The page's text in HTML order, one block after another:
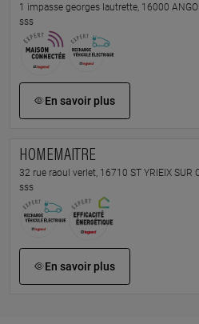
1 impasse georges lautrette, 16000
sss
En savoir plus
HOMEMAITRE
32 rue raoul verlet, 16710 ST YRIEIX SUR
sss
En savoir plus